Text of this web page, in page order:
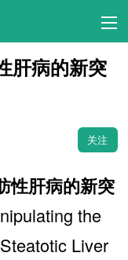
肝病的新突
关注
性肝病的新突
the
Liver